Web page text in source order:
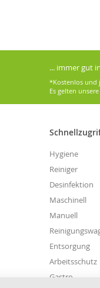
... immer gut
*Kostenlos und
Es gelten unsere
Hygiene
Reiniger
Desinfektion
Maschinell
Manuell
Entsorgung
Arbeitsschutz
Gastro